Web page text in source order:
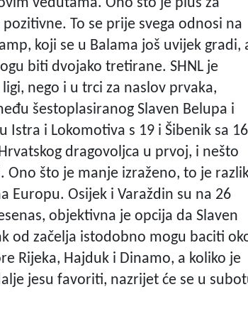
vedutama. Ono što je plus za
To se prije svega odnosi na
koji se u Balama još uvijek gradi,
biti dvojako tretirane. SHNL je
nego i u trci za naslov prvaka,
šestoplasiranog Slaven Belupa i
i Lokomotiva s 19 i Šibenik sa 16
dragovoljca u prvoj, i nešto
Ono što je manje izraženo, to je
Europu. Osijek i Varaždin su na 26
objektivna je opcija da Slaven
od začelja istodobno mogu baciti
Rijeka, Hajduk i Dinamo, a koliko je
jesu favoriti, nazrijet će se u